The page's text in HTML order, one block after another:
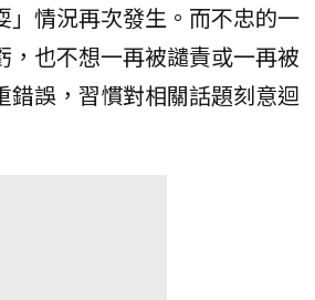
」情況再次發生。而不忠的一
，也不想一再被譴責或一再被
錯誤，習慣對相關話題刻意迴